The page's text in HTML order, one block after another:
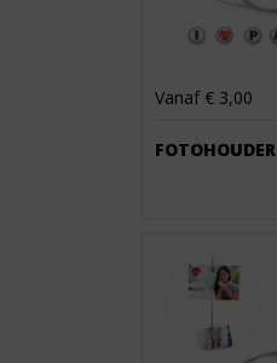
Vanaf € 3,00
FOTOHOUDER